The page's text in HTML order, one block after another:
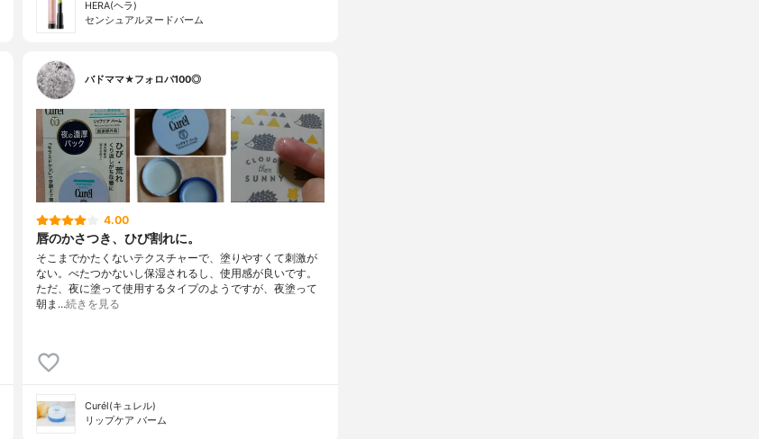
HERA(ヘラ)
センシュアルヌードバーム
バドママ★フォロバ100◎
4.00
唇のかさつき、ひび割れに。
そこまでかたくないテクスチャーで、塗りやすくて刺激が
ない。べたつかないし保湿されるし、使用感が良いです。
ただ、夜に塗って使用するタイプのようですが、夜塗って
朝ま…続きを見る
Curél(キュレル)
リップケア バーム